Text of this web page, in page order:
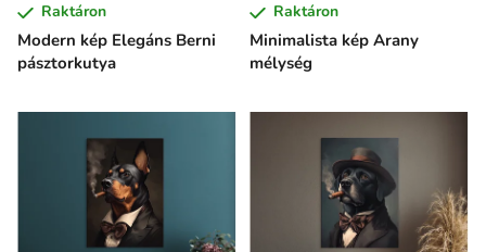
Modern kép Elegáns Berni
pásztorkutya
Raktáron
Minimalista kép Arany
mélység
Raktáron